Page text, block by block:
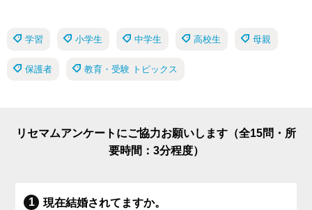
学習 小学生 中学生 高校生 母親
保護者 教育・受験 トピックス
リセマムアンケートにご協力お願いします（全15問・所
要時間：3分程度）
現在結婚されてますか。